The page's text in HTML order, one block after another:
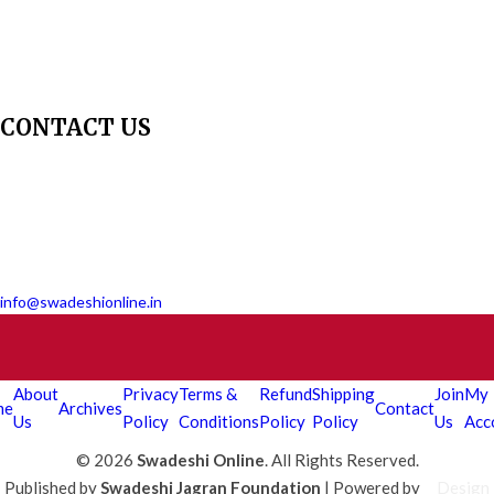
CONTACT US
info@swadeshionline.in
About
Us
Archives
Privacy
Policy
Terms &
Conditions
Refund
Policy
Shipping
Policy
Contact
Join
Us
My
© 2026 Swadeshi Online. All Rights Reserved.
Published bySwadeshi Jagran Foundation | Powered by